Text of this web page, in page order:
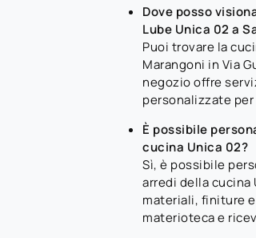
Dove posso
Lube Unica 02 a
Puoi trovare la
Marangoni in Via
negozio offre
personalizzate
È possibile
cucina Unica 02?
Sì, è possibile
arredi della cucina
materiali, finiture
materioteca e